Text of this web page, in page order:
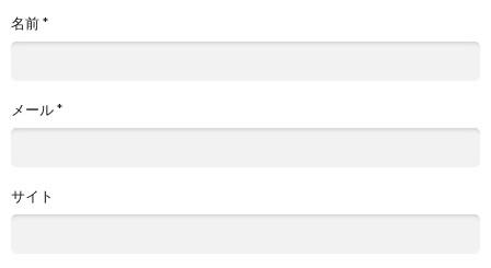
名前*
メール*
サイト